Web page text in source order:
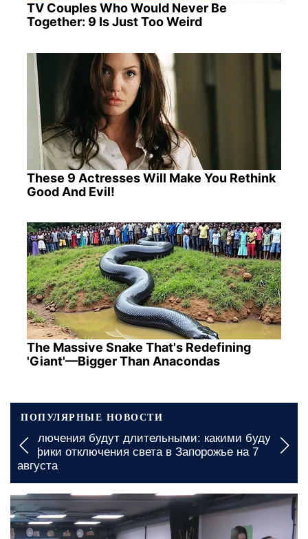
TV Couples Who Would Never Be
Together: 9 Is Just Too Weird
These 9 Actresses Will Make You Rethink
Good And Evil!
The Massive Snake That's Redefining
'Giant'—Bigger Than Anacondas
ПОПУЛЯРНЫЕ НОВОСТИ
В Винницкой области на многие часы
без света: кому следует быть готовыми к
графикам отключения на 7 августа
сегодня, 11:00